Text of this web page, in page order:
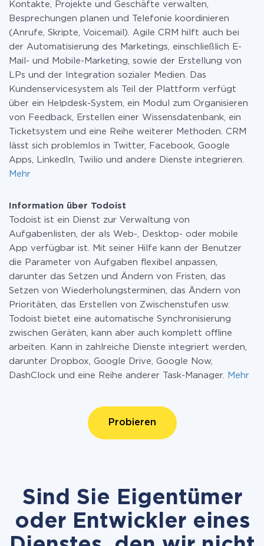
Kontakte, Projekte und Geschäfte verwalten,
Besprechungen planen und Telefonie koordinieren
(Anrufe, Skripte, Voicemail). Agile CRM hilft auch bei
der Automatisierung des Marketings, einschließlich E-
Mail- und Mobile-Marketing, sowie der Erstellung von
LPs und der Integration sozialer Medien. Das
Kundenservicesystem als Teil der Plattform verfügt
über ein Helpdesk-System, ein Modul zum Organisieren
von Feedback, Erstellen einer Wissensdatenbank, ein
Ticketsystem und eine Reihe weiterer Methoden. CRM
lässt sich problemlos in Twitter, Facebook, Google
Apps, LinkedIn, Twilio und andere Dienste integrieren.
Mehr
Information über Todoist
Todoist ist ein Dienst zur Verwaltung von
Aufgabenlisten, der als Web-, Desktop- oder mobile
App verfügbar ist. Mit seiner Hilfe kann der Benutzer
die Parameter von Aufgaben flexibel anpassen,
darunter das Setzen und Ändern von Fristen, das
Setzen von Wiederholungsterminen, das Ändern von
Prioritäten, das Erstellen von Zwischenstufen usw.
Todoist bietet eine automatische Synchronisierung
zwischen Geräten, kann aber auch komplett offline
arbeiten. Kann in zahlreiche Dienste integriert werden,
darunter Dropbox, Google Drive, Google Now,
DashClock und eine Reihe anderer Task-Manager.
Mehr
Probieren
Sind Sie Eigentümer
oder Entwickler eines